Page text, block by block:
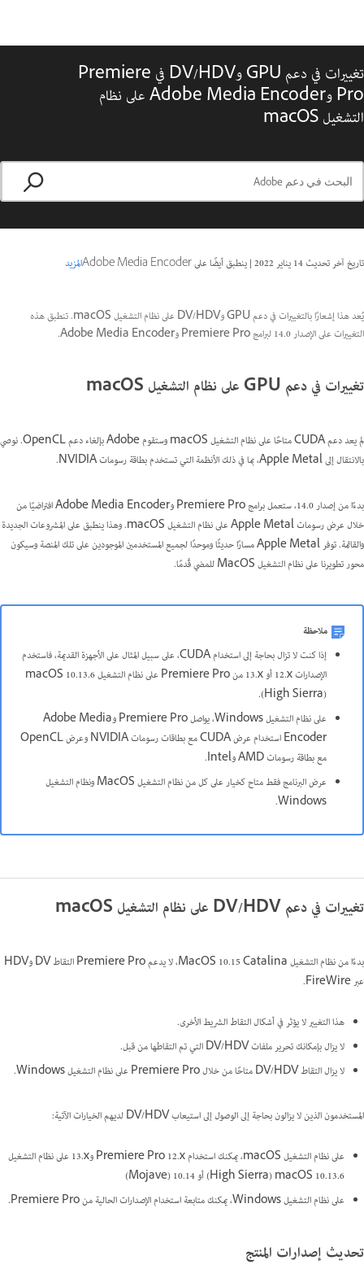
تغييرات في دعم GPU وDV/HDV في Premiere
Pro وAdobe Media Encoder على نظام
التشغيل macOS
تاريخ آخر تحديث14 يناير 2022 |ينطبق أيضًا على Adobe Media Encoder المزيد
يُعد هذا إشعارًا بالتغييرات في دعم GPU وDV/HDV على نظام التشغيل macOS. تنطبق هذه
التغييرات على الإصدار 14.0 لبرامج Premiere Pro وAdobe Media Encoder.
تغييرات في دعم GPU على نظام التشغيل macOS
لم يعد دعم CUDA متاحًا على نظام التشغيل macOS وستقوم Adobe بإلغاء دعم OpenCL. نوصي
بالانتقال إلى Apple Metal، بما في ذلك الأنظمة التي تستخدم بطاقة رسومات NVIDIA.
بدءًا من إصدار 14.0، ستعمل برامج Premiere Pro وAdobe Media Encoder افتراضيًا من
خلال عرض رسومات Apple Metal على نظام التشغيل macOS. وهذا ينطبق على المشروعات الجديدة
والقائمة. توفر Apple Metal مسارًا حديثًا وموحدًا لجميع المستخدمين الموجودين على تلك المنصة وسيكون
محور تطويرنا على نظام التشغيل MacOS للمضي قُدمًا.
ملاحظة
إذا كنت لا تزال بحاجة إلى استخدام CUDA، على سبيل المثال على الأجهزة القديمة، فاستخدم
الإصدارات ‎12.x‎ أو ‎13.x من Premiere Pro على نظام التشغيل macOS 10.13.6
‏(High Sierra).
على نظام التشغيل Windows، يواصل Premiere Pro وAdobe Media
Encoder استخدام عرض CUDA مع بطاقات رسومات NVIDIA وعرض OpenCL
مع بطاقة رسومات AMD وIntel.
عرض البرنامج فقط متاح كخيار على كل من نظام التشغيل MacOS ونظام التشغيل
Windows.
تغييرات في دعم DV/HDV على نظام التشغيل macOS
بدءًا من نظام التشغيل MacOS 10.15 Catalina، لا يدعم Premiere Pro التقاط DV وHDV
عبر FireWire.
هذا التغيير لا يؤثر في أشكال التقاط الشريط الأخرى.
لا يزال بإمكانك تحرير ملفات DV/HDV التي تم التقاطها من قبل.
لا يزال التقاط DV/HDV متاحًا من خلال Premiere Pro على نظام التشغيل Windows.
المستخدمون الذين لا يزالون بحاجة إلى الوصول إلى استيعاب DV/HDV لديهم الخيارات الآتية:
على نظام التشغيل macOS، يمكنك استخدام Premiere Pro 12.x و‎13.x على نظام التشغيل
macOS 10.13.6 ‏(High Sierra) أو 10.14 (Mojave)
على نظام التشغيل Windows، يمكنك متابعة استخدام الإصدارات الحالية من Premiere Pro.
تحديث إصدارات المنتج